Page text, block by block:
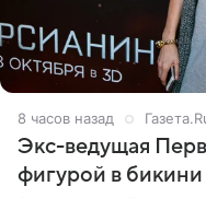
8 часов назад
Экс-ведущая
фигурой в бикини